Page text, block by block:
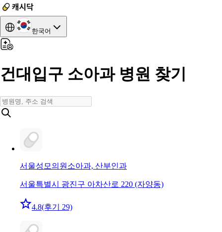
한국어
건대입구 소아과 병원 찾기
서울성모의원 소아과, 산부인과
서울특별시 광진구 아차산로 220 (자양동)
4.8(후기 29)